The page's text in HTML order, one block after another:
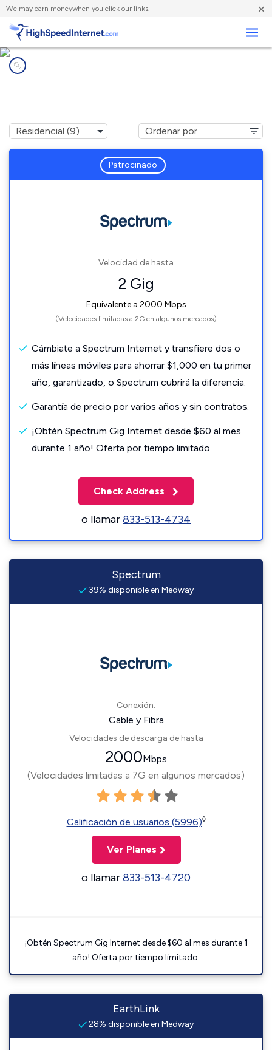
We may earn moneywhen you click our links. ×
Patrocinado
Velocidad de hasta
2 Gig
Equivalente a 2000 Mbps
(Velocidades limitadas a 2G en algunos mercados)
Cámbiate a Spectrum Internet y transfiere dos o
más líneas móviles para ahorrar $1,000 en tu primer
año, garantizado, o Spectrum cubrirá la diferencia.
Garantía de precio por varios años y sin contratos.
¡Obtén Spectrum Gig Internet desde $60 al mes
durante 1 año! Oferta por tiempo limitado.
Check Address
o llamar833-513-4734
Spectrum
39% disponible en Medway
Conexión:
Cable y Fibra
Velocidades de descarga de hasta
2000Mbps
(Velocidades limitadas a 7G en algunos mercados)
Calificación de usuarios (5996)◊
Ver Planes
o llamar833-513-4720
¡Obtén Spectrum Gig Internet desde $60 al mes durante 1
año! Oferta por tiempo limitado.
EarthLink
28% disponible en Medway